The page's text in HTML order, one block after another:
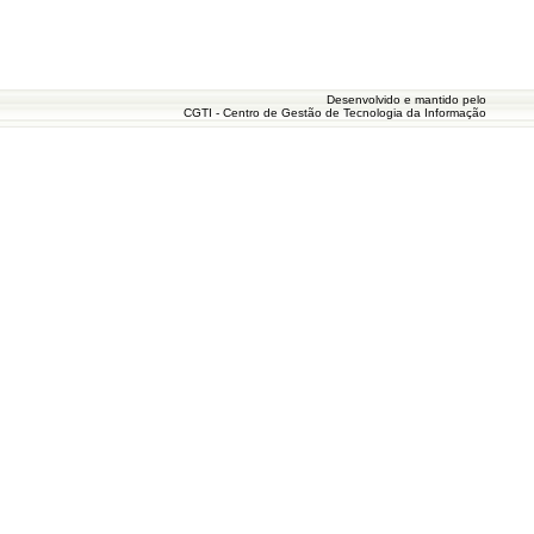
Desenvolvido e mantido pelo
CGTI - Centro de Gestão de Tecnologia da Informação